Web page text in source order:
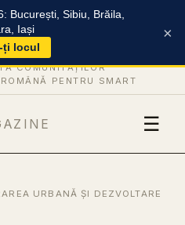
București, Sibiu, Brăila,
Iași
ți locul
×
COMUNITĂȚILOR
PENTRU SMART
☰
URBANĂ ȘI DEZVOLTARE